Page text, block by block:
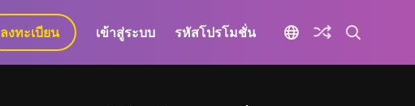
GaLa+
ลงทะเบียน เข้าสู่ระบบ รหัสโปรโมชั่น